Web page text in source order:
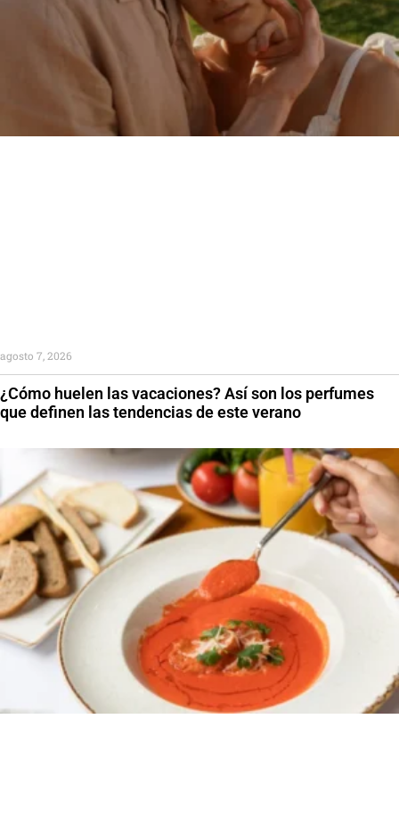
¿Cómo huelen las vacaciones? Así son los perfumes
que definen las tendencias de este verano
agosto 7, 2026